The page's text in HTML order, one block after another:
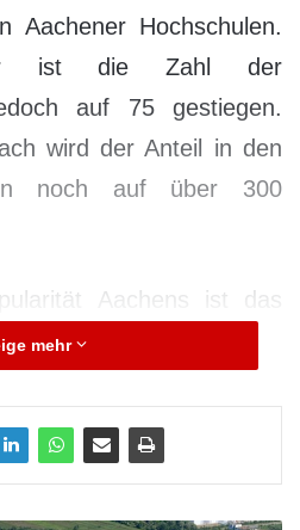
Aachener Hochschulen.
ist die Zahl der
auf 75 gestiegen.
wird der Anteil in den
noch auf über 300
Aachens ist das
Zusammenarbeit
mehr